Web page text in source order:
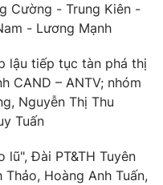
Cường - Trung Kiên -
- Lương Mạnh
lậu tiếp tục tàn phá thị
CAND – ANTV; nhóm
Nguyễn Thị Thu
Tuấn
lũ", Đài PT&TH Tuyên
Hoàng Anh Tuấn,